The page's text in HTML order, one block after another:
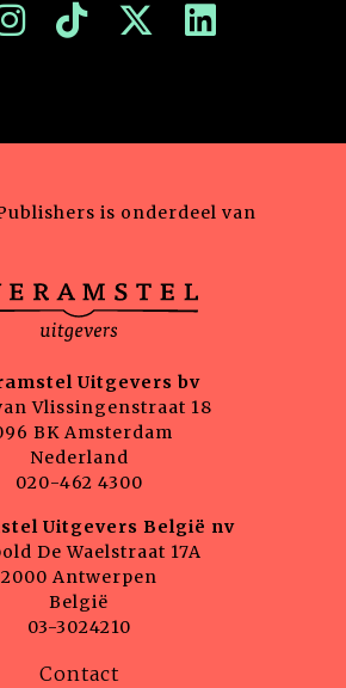
is onderdeel van
Uitgevers bv
Vlissingenstraat 18
BK Amsterdam
Nederland
020-462 4300
Uitgevers België nv
De Waelstraat 17A
2000 Antwerpen
België
03-3024210
Contact